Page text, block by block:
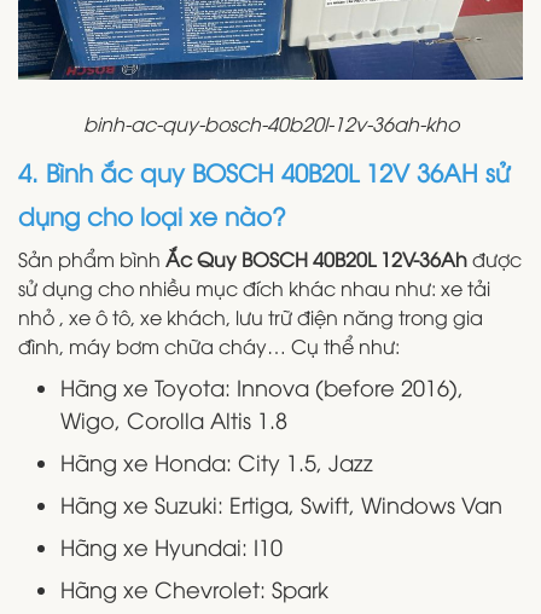
binh-ac-quy-bosch-40b20l-12v-36ah-kho
4. Bình ắc quy BOSCH 40B20L 12V 36AH sử
dụng cho loại xe nào?
Sản phẩm bình Ắc Quy BOSCH 40B20L 12V-36Ahđược
sử dụng cho nhiều mục đích khác nhau như: xe tải
nhỏ , xe ô tô, xe khách, lưu trữ điện năng trong gia
đình, máy bơm chữa cháy… Cụ thể như:
Hãng xe Toyota: Innova (before 2016),
Wigo, Corolla Altis 1.8
Hãng xe Honda: City 1.5, Jazz
Hãng xe Suzuki: Ertiga, Swift, Windows Van
Hãng xe Hyundai: I10
Hãng xe Chevrolet: Spark